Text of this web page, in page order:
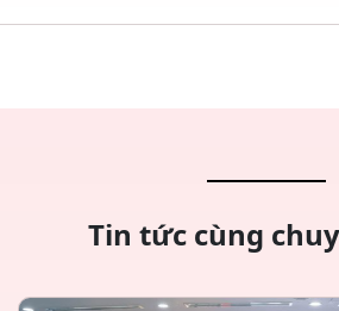
Tin tức cùng